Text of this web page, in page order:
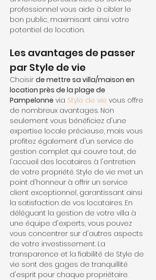
professionnel vous aide à cibler le
bon public, maximisant ainsi votre
potentiel de location.
Les avantages de passer
par Style de vie
Choisir de mettre sa villa/maison en
location près de la plage de
Pampelonne via Style de vie vous offre
de nombreux avantages. Non
seulement vous bénéficiez d'une
expertise locale précieuse, mais vous
profitez également d'un service de
gestion complet qui couvre tout, de
l'accueil des locataires à l'entretien
de votre propriété. Style de vie met un
point d'honneur à offrir un service
client exceptionnel, garantissant ainsi
la satisfaction de vos locataires. En
déléguant la gestion de votre villa à
une équipe d'experts, vous pouvez
vous concentrer sur d'autres aspects
de votre investissement. La
transparence et la fiabilité de Style de
vie sont des gages de tranquillité
d'esprit pour chaque propriétaire.